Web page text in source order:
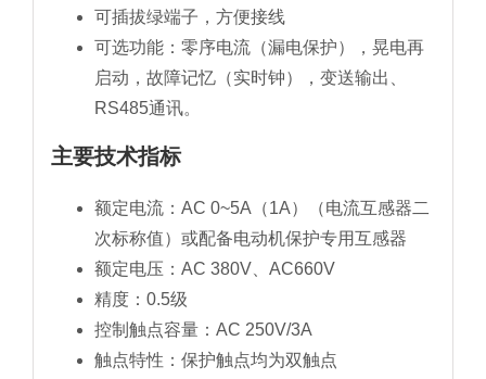
可插拔绿端子，方便接线
可选功能：零序电流（漏电保护），晃电再
启动，故障记忆（实时钟），变送输出、
RS485通讯。
主要技术指标
额定电流：AC 0~5A（1A）（电流互感器二
次标称值）或配备电动机保护专用互感器
额定电压：AC 380V、AC660V
精度：0.5级
控制触点容量：AC 250V/3A
触点特性：保护触点均为双触点